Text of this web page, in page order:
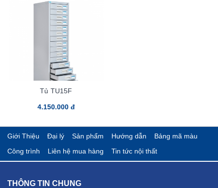
Tủ TU15F
4.150.000 đ
Giới Thiệu Đại lý Sản phẩm Hướng dẫn
Bảng mã màu
Công trình
Liên hệ mua hàng Tin tức nội thất
THÔNG TIN CHUNG